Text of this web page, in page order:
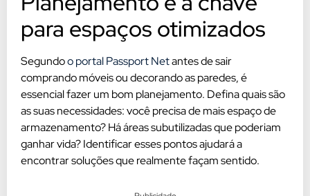
para espaços otimizados
Segundoo portal Passport Netantes de sair
comprando móveis ou decorando as paredes, é
essencial fazer um bom planejamento. Defina quais são
as suas necessidades: você precisa de mais espaço de
armazenamento? Há áreas subutilizadas que poderiam
ganhar vida? Identificar esses pontos ajudará a
encontrar soluções que realmente façam sentido.